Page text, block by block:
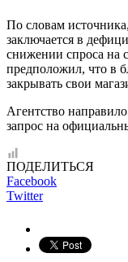
По словам
заключается в
снижении спроса на
предположил, что в
закрывать свои
Агентство
запрос на
ПОДЕЛИТЬСЯ
Facebook
Twitter